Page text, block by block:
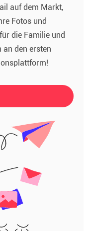
auf dem Markt,
Fotos und
die Familie und
an den ersten